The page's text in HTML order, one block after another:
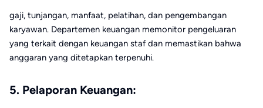
gaji, tunjangan, manfaat, pelatihan, dan pengembangan
karyawan. Departemen keuangan memonitor pengeluaran
yang terkait dengan keuangan staf dan memastikan bahwa
anggaran yang ditetapkan terpenuhi.
5. Pelaporan Keuangan: